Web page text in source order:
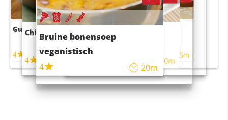
Guacamole
4
Chili con carne
4 45m
Bruine bonensoep
veganistisch
4
20m
Sushi rijstsalade
maaltijdsalade
40m
4 55m